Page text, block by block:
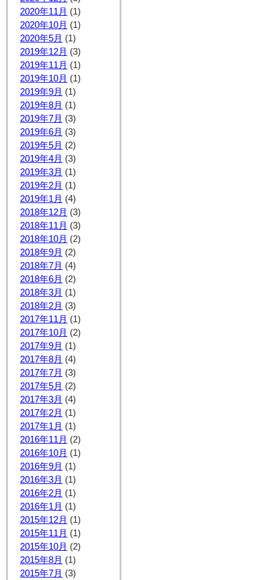
2020年11月 (1)
2020年10月 (1)
2020年5月 (1)
2019年12月 (3)
2019年11月 (1)
2019年10月 (1)
2019年9月 (1)
2019年8月 (1)
2019年7月 (3)
2019年6月 (3)
2019年5月 (2)
2019年4月 (3)
2019年3月 (1)
2019年2月 (1)
2019年1月 (4)
2018年12月 (3)
2018年11月 (3)
2018年10月 (2)
2018年9月 (2)
2018年7月 (4)
2018年6月 (2)
2018年3月 (1)
2018年2月 (3)
2017年11月 (1)
2017年10月 (2)
2017年9月 (1)
2017年8月 (4)
2017年7月 (3)
2017年5月 (2)
2017年3月 (4)
2017年2月 (1)
2017年1月 (1)
2016年11月 (2)
2016年10月 (1)
2016年9月 (1)
2016年3月 (1)
2016年2月 (1)
2016年1月 (1)
2015年12月 (1)
2015年11月 (1)
2015年10月 (2)
2015年8月 (1)
2015年7月 (3)